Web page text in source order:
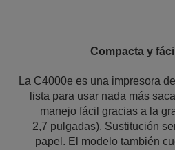
Compacta y
La C4000e es una impresora
lista para usar nada más
manejo fácil gracias a la
2,7 pulgadas). Sustitución
papel. El modelo también